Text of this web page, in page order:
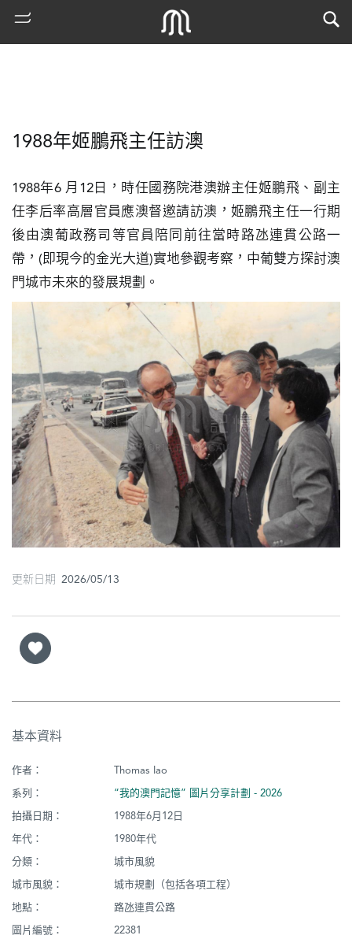
索
圖
媽
閣
寺
廟
巴
士
教
1988年姬鵬飛主任訪澳
1988年6 月12日，時任國務院港澳辦主任姬鵬飛、副主
任李后率高層官員應澳督邀請訪澳，姬鵬飛主任一行期
後由澳葡政務司等官員陪同前往當時路氹連貫公路一
帶，(即現今的金光大道)實地參觀考察，中葡雙方探討澳
門城市未來的發展規劃。
更新日期 2026/05/13
基本資料
作者：
Thomas Iao
系列：
“我的澳門記憶” 圖片分享計劃 - 2026
拍攝日期：
1988年6月12日
年代：
1980年代
分類：
城市風貌
城市風貌：
城市規劃（包括各項工程）
地點：
路氹連貫公路
圖片編號：
22381